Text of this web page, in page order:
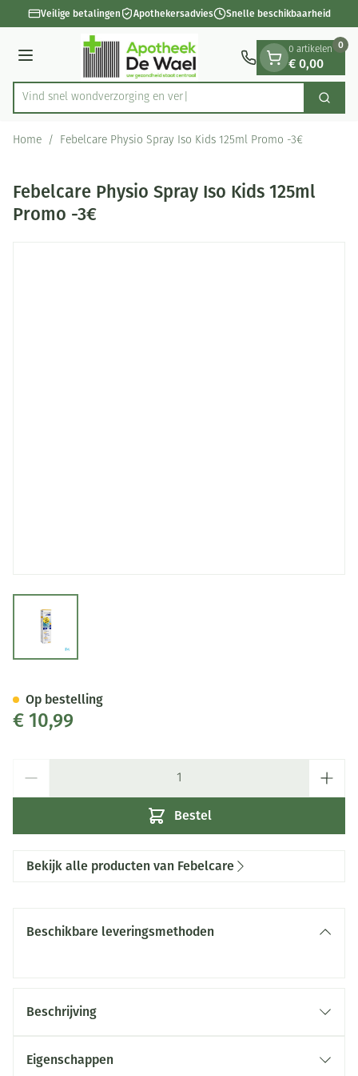
Ga naar de inhoud
1 van 1Veilige betalingen Apothekersadvies Snelle beschikbaarheid
Menu
Product, merk, categorie...
Vind snel wondverzorgin Zoek
0 artikelen
€ 0,00
0
Home / Febelcare Physio Spray Iso Kids 125ml Promo -3€
Febelcare Physio Spray Iso Kids 125ml
Promo -3€
€ 10,99
Bestel
Op bestelling
Bekijk alle producten van Febelcare
Beschikbare leveringsmethoden
Beschrijving
Eigenschappen